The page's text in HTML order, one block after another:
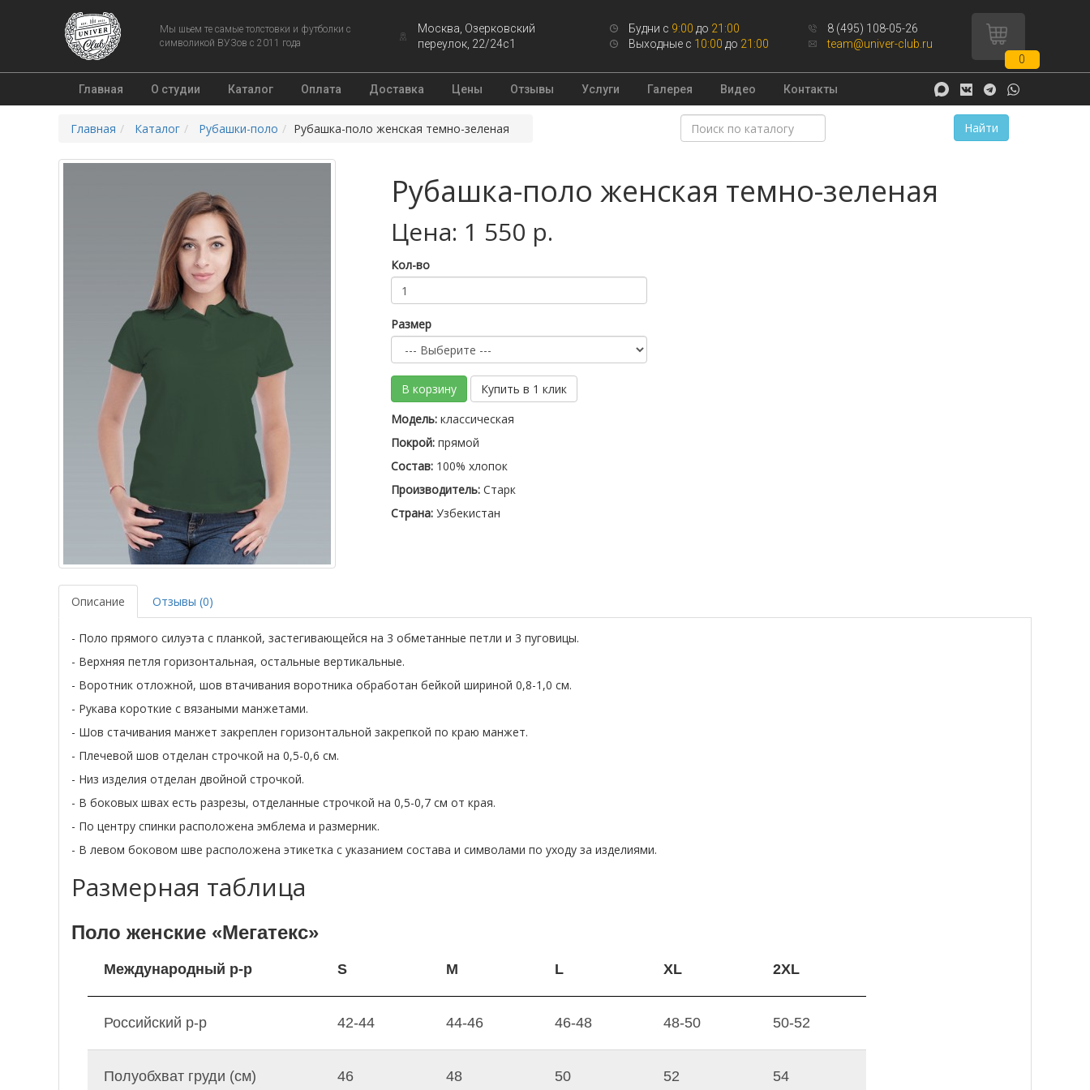
Мы шьем те самые толстовки и футболки с
символикой ВУЗов с 2011 года
Москва, Озерковский
переулок, 22/24с1
Будни с 9:00 до 21:00
Выходные с 10:00 до 21:00
8 (495) 108-05-26
team@univer-club.ru
0
Главная О студии Каталог Оплата Доставка Цены Отзывы Услуги Галерея Видео Контакты
Главная Каталог Рубашки-поло Рубашка-поло женская темно-зеленая Найти
Рубашка-поло женская темно-зеленая
Цена: 1 550 р.
Кол-во
Размер
В корзину
Купить в 1 клик
Модель:классическая
Покрой: прямой
Состав: 100% хлопок
Производитель: Старк
Страна:Узбекистан
Описание Отзывы (0)
- Поло прямого силуэта с планкой, застегивающейся на 3 обметанные петли и 3 пуговицы.
- Верхняя петля горизонтальная, остальные вертикальные.
- Воротник отложной, шов втачивания воротника обработан бейкой шириной 0,8-1,0 см.
- Рукава короткие с вязаными манжетами.
- Шов стачивания манжет закреплен горизонтальной закрепкой по краю манжет.
- Плечевой шов отделан строчкой на 0,5-0,6 см.
- Низ изделия отделан двойной строчкой.
- В боковых швах есть разрезы, отделанные строчкой на 0,5-0,7 см от края.
- По центру спинки расположена эмблема и размерник.
- В левом боковом шве расположена этикетка с указанием состава и символами по уходу за изделиями.
Размерная таблица
Поло женские «Мегатекс»
Международный р-р S M L XL 2XL
Российский р-р 42-44 44-46 46-48 48-50 50-52
Полуобхват груди (см) 46 48 50 52 54